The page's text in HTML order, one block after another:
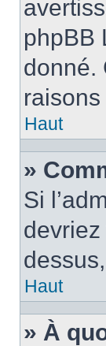
phpBB
donné.
Haut
»
Si
Haut
» À